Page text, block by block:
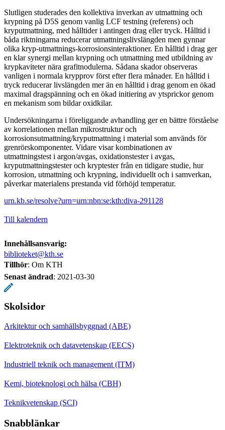
Slutligen studerades den kollektiva inverkan av utmattning och
krypning på D5S genom vanlig LCF testning (referens) och
kryputmattning, med hålltider i antingen drag eller tryck. Hålltid i
båda riktningarna reducerar utmattningslivslängden men gynnar
olika kryp-utmattnings-korrosionsinteraktioner. En hålltid i drag ger
en klar synergi mellan krypning och utmattning med utbildning av
krypkaviteter nära grafitnodulerna. Sådana skador observeras
vanligen i normala krypprov först efter flera månader. En hålltid i
tryck reducerar livslängden mer än en hålltid i drag genom en ökad
maximal dragspänning och en ökad initiering av ytsprickor genom
en mekanism som bildar oxidkilar.
Undersökningarna i föreliggande avhandling ger en bättre förståelse
av korrelationen mellan mikrostruktur och
korrosionsutmattning/kryputmattning i material som används för
grenrörskomponenter. Vidare visar kombinationen av
utmattningstest i argon/avgas, oxidationstester i avgas,
kryputmattningstester och kryptester från en tidigare studie, hur
korrosion, utmattning och krypning, individuellt och i samverkan,
påverkar materialens prestanda vid förhöjd temperatur.
urn.kb.se/resolve?urn=urn:nbn:se:kth:diva-291128
Till kalendern
Innehållsansvarig:
biblioteket@kth.se
Tillhör: Om KTH
Senast ändrad: 2021-03-30
Skolsidor
Arkitektur och samhällsbyggnad (ABE)
Elektroteknik och datavetenskap (EECS)
Industriell teknik och management (ITM)
Kemi, bioteknologi och hälsa (CBH)
Teknikvetenskap (SCI)
Snabblänkar